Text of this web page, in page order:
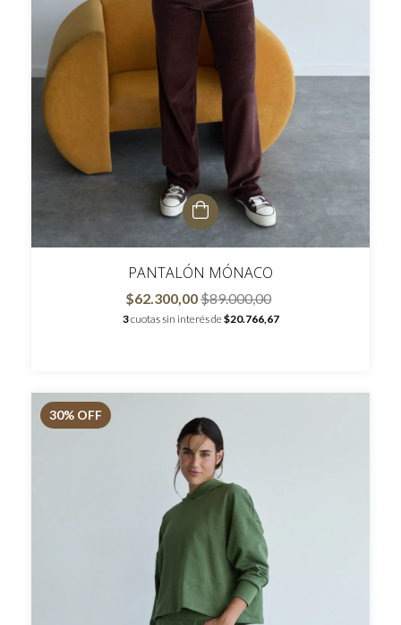
PANTALÓN MÓNACO
$62.300,00$89.000,00
3cuotas sin interés de$20.766,67
30% OFF